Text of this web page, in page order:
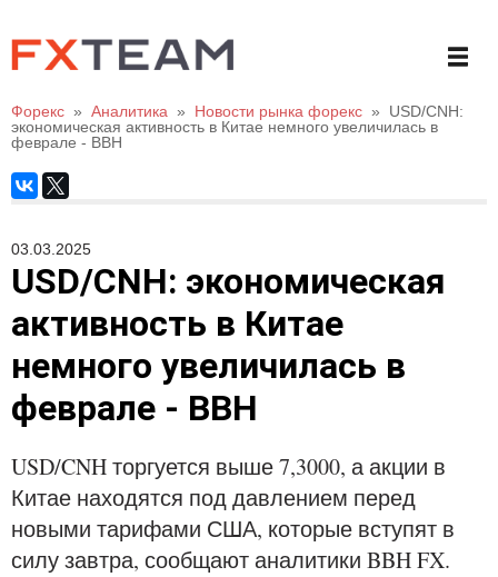
Форекс » Аналитика » Новости рынка форекс »
USD/CNH:
экономическая активность в Китае немного увеличилась в
феврале - BBH
03.03.2025
USD/CNH: экономическая
активность в Китае
немного увеличилась в
феврале - BBH
USD/CNH торгуется выше 7,3000, а акции в
Китае находятся под давлением перед
новыми тарифами США, которые вступят в
силу завтра, сообщают аналитики BBH FX.